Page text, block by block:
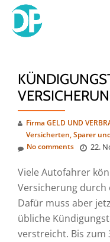
Skip
Firma GELD UND
Versicherten, Sparer
22.
No comments
Viele Autofahrer
Versicherung durch
Dafür muss aber
übliche
verstreicht. Bis zum